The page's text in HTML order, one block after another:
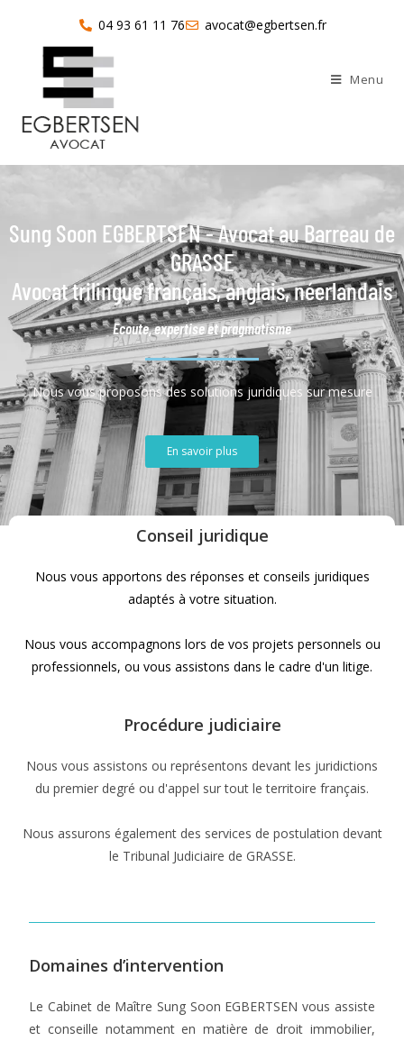
04 93 61 11 76 avocat@egbertsen.fr
Menu
Sung Soon EGBERTSEN - Avocat au Barreau de
GRASSE
Avocat trilingue français, anglais, néerlandais
Ecoute, expertise et pragmatisme
Nous vous proposons des solutions juridiques sur mesure
En savoir plus
Conseil juridique
Nous vous apportons des réponses et conseils juridiques
adaptés à votre situation.
Nous vous accompagnons lors de vos projets personnels ou
professionnels, ou vous assistons dans le cadre d'un litige.
Procédure judiciaire
Nous vous assistons ou représentons devant les juridictions
du premier degré ou d'appel sur tout le territoire français.
Nous assurons également des services de postulation devant
le Tribunal Judiciaire de GRASSE.
Domaines d’intervention
Le Cabinet de Maître Sung Soon EGBERTSEN vous assiste
et conseille notamment en matière de droit immobilier,